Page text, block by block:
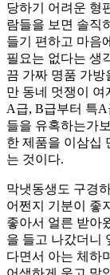
당하기 어려운 형
람들을 보면 솔직
들기 편하고 마음
필요는 없다는 생
끔 가짜 명품 가방
만 동네 멋쟁이 여
A급, B급부터 특
들을 유혹하는가
한 제품을 이삼십
는 것이다.
막냇동생도 구경
어쩐지 기분이 좋
좋아서 얼른 받아
을 들고 나갔더니
다면서 아는 체하